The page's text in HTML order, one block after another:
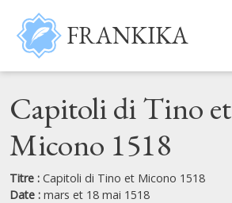
Aller au contenu principal
FRANKIKA
Capitoli di Tino et
Micono 1518
Titre : Capitoli di Tino et Micono 1518
Date : mars et 18 mai 1518